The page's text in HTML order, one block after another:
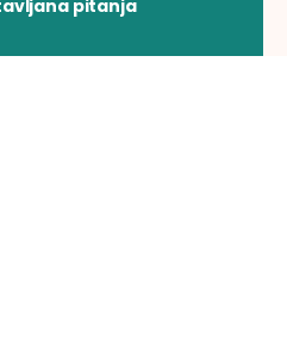
pitanja